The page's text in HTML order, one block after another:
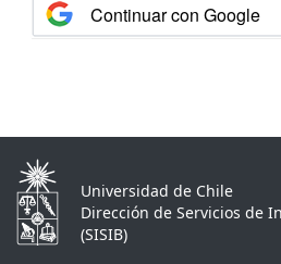
Continuar con Google
Universidad de Chile
Dirección de Servicios de
(SISIB)